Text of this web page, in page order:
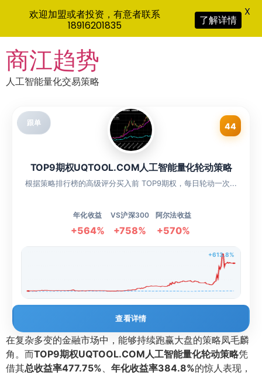
to
content
商江趋势
人工智能量化交易策略
跟单 44
TOP9期权UQTOOL.COM人工智能量化轮动策略
根据策略排行榜的高级评分买入前 TOP9期权，每日轮动一次...
年化收益
+564%
VS沪深300
+758%
阿尔法收益
+570%
+613.8%
查看详情
在复杂多变的金融市场中，能够持续跑赢大盘的策略凤毛麟
角。而TOP9期权UQTOOL.COM人工智能量化轮动策略凭
借其总收益率477.75%、 年化收益率384.8%的惊人表现，
欢迎加盟或者投资，有意者联系
18916201835
了解详情
X